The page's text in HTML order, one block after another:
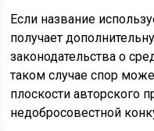
Если название
получает
законодательства о
таком случае спор
плоскости авторского
недобросовестной